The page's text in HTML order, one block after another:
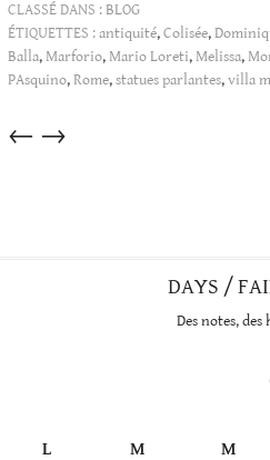
CLASSÉ DANS :BLOG
ÉTIQUETTES :antiquité,Colisée,
Balla,Marforio,Mario Loreti,Melissa,
PAsquino,Rome,statues parlantes,villa
Articles
→
←
DAYS /
Des notes,
L
M M